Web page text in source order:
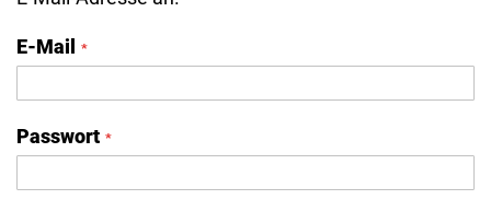
E-Mail
Passwort